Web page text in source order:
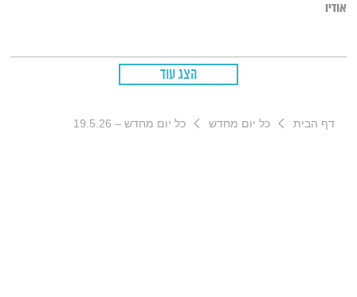
אודיו
הצג עוד
דף הבית כל יום מחדש כל יום מחדש – 19.5.26